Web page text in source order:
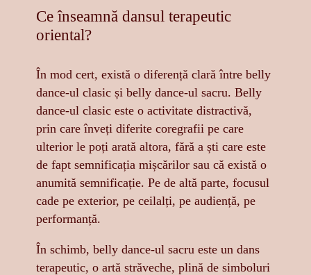
Ce înseamnă dansul terapeutic
oriental?
În mod cert, există o diferență clară între belly
dance-ul clasic și belly dance-ul sacru. Belly
dance-ul clasic este o activitate distractivă,
prin care înveți diferite coregrafii pe care
ulterior le poți arată altora, fără a ști care este
de fapt semnificația mișcărilor sau că există o
anumită semnificație. Pe de altă parte, focusul
cade pe exterior, pe ceilalți, pe audiență, pe
performanță.
În schimb, belly dance-ul sacru este un dans
terapeutic, o artă străveche, plină de simboluri